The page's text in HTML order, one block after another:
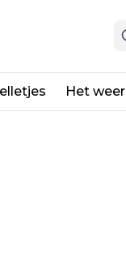
Het weer